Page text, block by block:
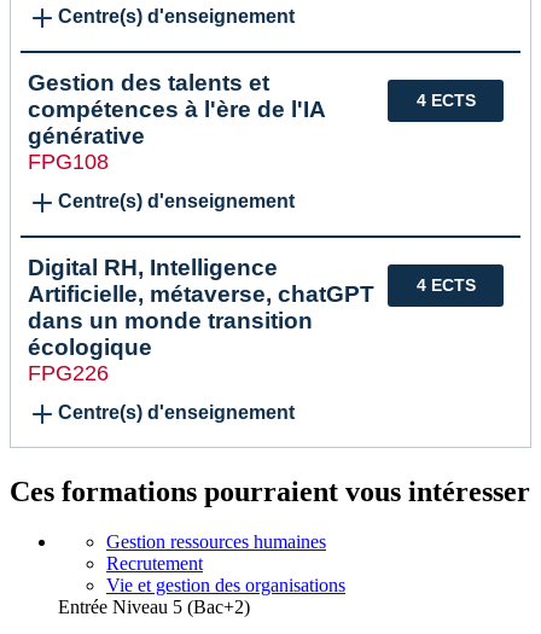
Centre(s) d'enseignement
4 ECTS
Gestion des talents et
compétences à l'ère de l'IA
générative
FPG108
Centre(s) d'enseignement
4 ECTS
Digital RH, Intelligence
Artificielle, métaverse, chatGPT
dans un monde transition
écologique
FPG226
Centre(s) d'enseignement
Ces formations pourraient vous intéresser
Gestion ressources humaines
Recrutement
Vie et gestion des organisations
Entrée Niveau 5 (Bac+2)